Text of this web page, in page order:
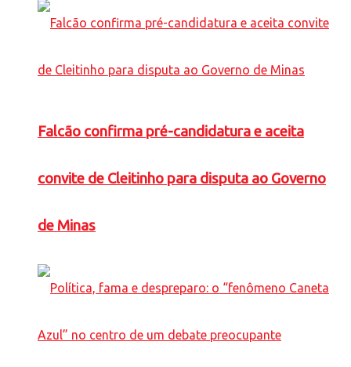
Falcão confirma pré-candidatura e aceita
convite de Cleitinho para disputa ao Governo
de Minas